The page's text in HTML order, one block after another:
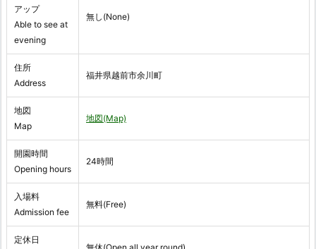
アップ
Able to see at
evening
無し(None)
住所
Address
福井県越前市余川町
地図
Map
地図(Map)
開園時間
Opening hours
24時間
入場料
Admission fee
無料(Free)
定休日